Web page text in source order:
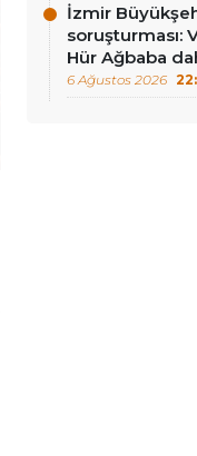
İzmir
soruşturması:
Hür Ağbaba
6 Ağustos 2026